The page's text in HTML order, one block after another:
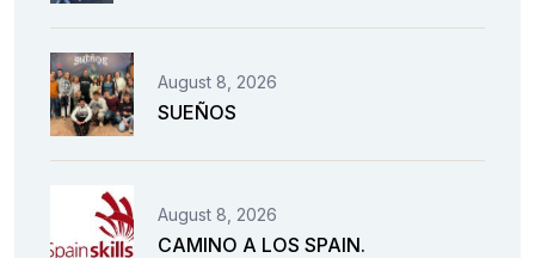
August 8, 2026
SUEÑOS
August 8, 2026
CAMINO A LOS SPAIN.